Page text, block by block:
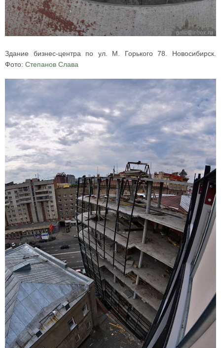
Здание бизнес-центра по ул. М. Горького 78. Новосибирск.
Фото: Степанов Слава